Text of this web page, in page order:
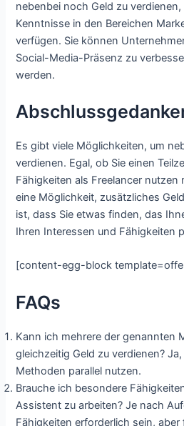
nebenbei noch Geld zu
Kenntnisse in den Bereichen
verfügen. Sie können
Social-Media-Präsenz zu
werden.
Es gibt viele Möglichkeiten, um
verdienen. Egal, ob Sie einen
Fähigkeiten als Freelancer
eine Möglichkeit, zusätzliches
ist, dass Sie etwas finden, das
Ihren Interessen und Fähigkeiten
[content-egg-block
FAQs
Kann ich mehrere der genannten
gleichzeitig Geld zu verdienen?
Methoden parallel nutzen.
Brauche ich besondere
Assistent zu arbeiten? Je nach
Fähigkeiten erforderlich sein, aber